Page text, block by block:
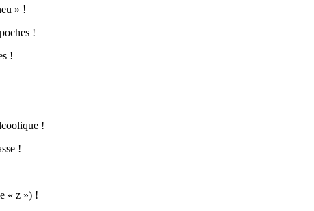
» !
!
!
!
!
« z ») !